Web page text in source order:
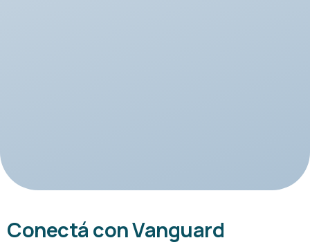
Conectá con Vanguard